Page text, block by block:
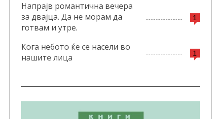
1
Напрајв романтична вечера
за двајца. Да не морам да
готвам и утре.
1
Кога небото ќе се насели во
нашите лица